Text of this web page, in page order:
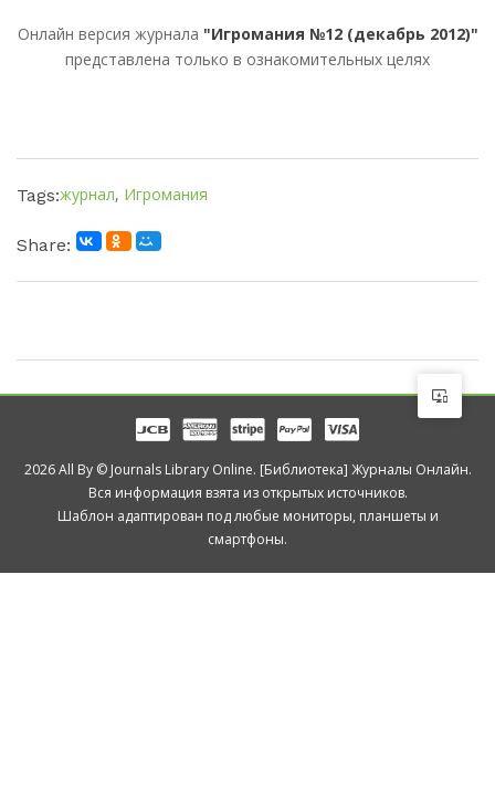
Онлайн версия журнала "Игромания №12 (декабрь 2012)"
представлена только в ознакомительных целях
Tags:журнал, Игромания
Share:
2026 All By © Journals Library Online. [Библиотека] Журналы Онлайн.
Вся информация взята из открытых источников.
Шаблон адаптирован под любые мониторы, планшеты и
смартфоны.